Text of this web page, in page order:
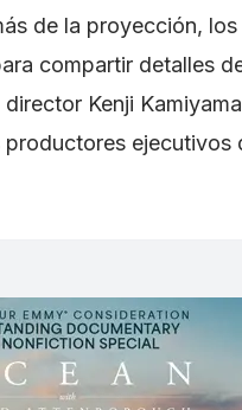
de la proyección,
compartir detalles
Kenji
ejecutivos